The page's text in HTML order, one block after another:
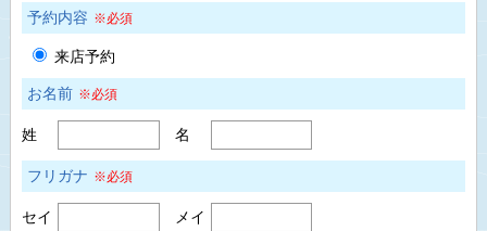
予約内容 ※必須
来店予約
お名前 ※必須
姓 名
フリガナ ※必須
セイ メイ